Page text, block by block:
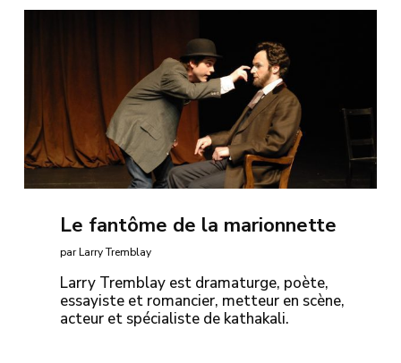
Le fantôme de la marionnette
par Larry Tremblay
Larry Tremblay est dramaturge, poète,
essayiste et romancier, metteur en scène,
acteur et spécialiste de kathakali.